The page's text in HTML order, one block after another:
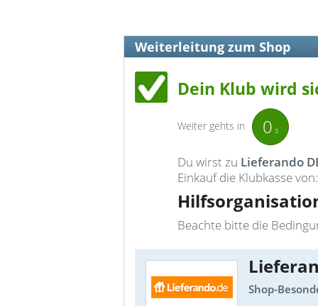
Weiterleitung zum Shop
Dein Klub wird
Weiter gehts in 0 s
Du wirst zu Lieferando
Einkauf die Klubkasse von:
Beachte bitte die
Shop-